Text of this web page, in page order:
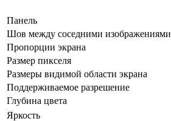
Панель
Шов между соседними изображениями
Пропорции экрана
Размер пикселя
Размеры видимой области экрана
Поддерживаемое разрешение
Глубина цвета
Яркость